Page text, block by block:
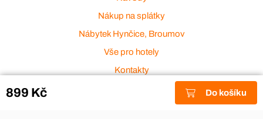
899 Kč Do košíku
Nákup na splátky
Nábytek Hynčice, Broumov
Vše pro hotely
Kontakty
Přijímáme platební karty